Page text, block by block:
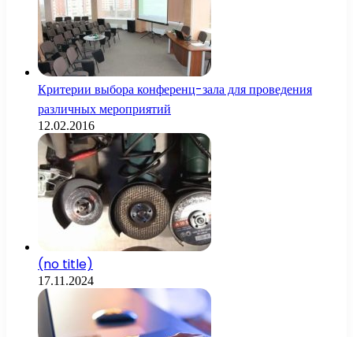
Критерии выбора конференц-зала для проведения
различных мероприятий
12.02.2016
(no title)
17.11.2024